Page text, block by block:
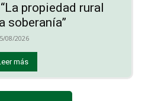
propiedad rural
soberanía”
08/2026
más